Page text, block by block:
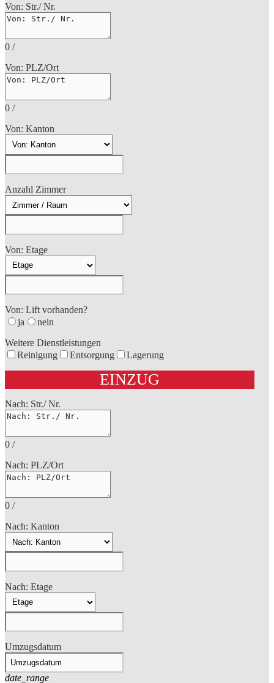
Von: Str./ Nr.
0 /
Von: PLZ/Ort
0 /
Von: Kanton
Anzahl Zimmer
Von: Etage
Von: Lift vorhanden?
ja
nein
Weitere Dienstleistungen
Reinigung
Entsorgung Lagerung
EINZUG
Nach: Str./ Nr.
0 /
Nach: PLZ/Ort
0 /
Nach: Kanton
Nach: Etage
Umzugsdatum
date_range